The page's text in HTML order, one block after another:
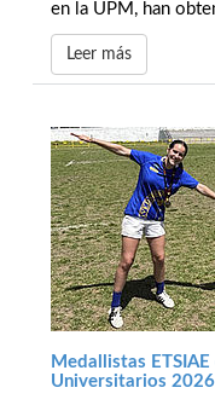
en la UPM, han
Leer más
Medallistas
Universitarios 2026